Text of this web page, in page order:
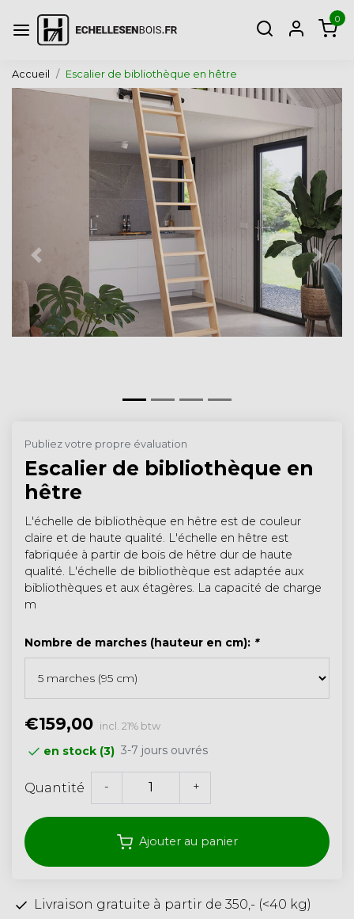
0
Accueil Escalier de bibliothèque en hêtre
Page précédente Page
Publiez votre propre évaluation
Escalier de bibliothèque en
hêtre
L'échelle de bibliothèque en hêtre est de couleur
claire et de haute qualité. L'échelle en hêtre est
fabriquée à partir de bois de hêtre dur de haute
qualité. L'échelle de bibliothèque est adaptée aux
bibliothèques et aux étagères. La capacité de charge
m
Nombre de marches (hauteur en cm): *
€159,00 incl. 21% btw
en stock (3) 3-7 jours ouvrés
Quantité - +
Ajouter au panier
Livraison gratuite à partir de 350,- (<40 kg)